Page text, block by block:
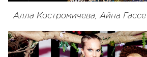
Алла Костромичева, Айна Гассе